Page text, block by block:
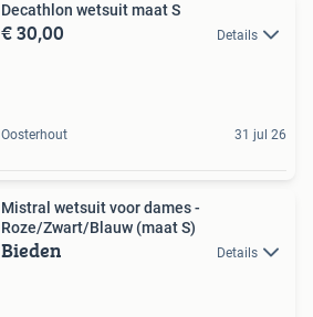
Decathlon wetsuit maat S
€ 30,00 Details
Oosterhout 31 jul 26
Mistral wetsuit voor dames -
Roze/Zwart/Blauw (maat S)
Bieden Details